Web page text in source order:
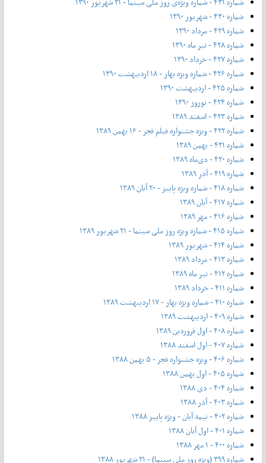
شماره ۴۳۰ - شهریور ۱۳۹۰
شماره ۴۲۹ - مرداد ۱۳۹۰
شماره ۴۲۸ - تیر ماه ۱۳۹۰
شماره ۴۲۷ - خرداد ۱۳۹۰
شماره ۴۲۶ - شماره ویژه بهار - ۱۸ اردیبهشت ۱۳۹۰
شماره ۴۲۵ - اردیبهشت ۱۳۹۰
شماره ۴۲۴ - نوروز ۱۳۹۰
شماره ۴۲۳ - اسفند ۱۳۸۹
شماره ۴۲۲ - ویژه جشنواره فیلم فجر - ۱۶ بهمن ۱۳۸۹
شماره ۴۲۱ - بهمن ۱۳۸۹
شماره ۴۲۰ - دی‌ماه ۱۳۸۹
شماره ۴۱۹ - آذر ۱۳۸۹
شماره ۴۱۸ - شماره ویژه پاییز - ۲۰ آبان ۱۳۸۹
شماره ۴۱۷ - آبان ۱۳۸۹
شماره ۴۱۶ - مهر ۱۳۸۹
شماره ۴۱۵ - شماره ویژه روز ملی سینما - ۲۱ شهریور ۱۳۸۹
شماره ۴۱۴ - شهریور ۱۳۸۹
شماره ۴۱۳ - مرداد ۱۳۸۹
شماره ۴۱۲ - تیر ماه ۱۳۸۹
شماره ۴۱۱ - خرداد ۱۳۸۹
شماره ۴۱۰ - شماره ویژه بهار - ۱۷ اردیبهشت ۱۳۸۹
شماره ۴۰۹ - اردیبهشت ۱۳۸۹
شماره ۴۰۸ - اول فروردین ۱۳۸۹
شماره ۴۰۷ - اول اسفند ۱۳۸۸
شماره ۴۰۶ - ویژه جشنواره فجر - ۵ بهمن ۱۳۸۸
شماره ۴۰۵ - اول بهمن ۱۳۸۸
شماره ۴۰۴ - دی ۱۳۸۸
شماره ۴۰۳ - آذر ۱۳۸۸
شماره ۴۰۲ - نیمه آبان - ویژه پاییز ۱۳۸۸
شماره ۴۰۱ - اول آبان ۱۳۸۸
شماره ۴۰۰ - ۱ مهر ۱۳۸۸
شماره ۳۹۹ (ویژه روز ملی سینما) - ۲۱ شهریور ۱۳۸۸